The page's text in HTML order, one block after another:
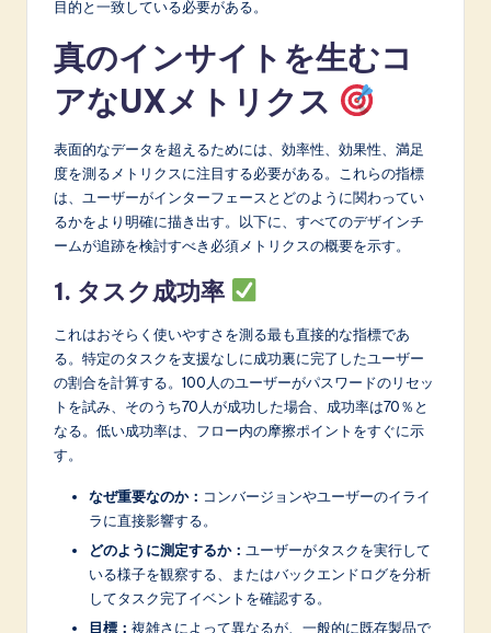
目的と一致している必要がある。
真のインサイトを生むコ
アなUXメトリクス
表面的なデータを超えるためには、効率性、効果性、満足
度を測るメトリクスに注目する必要がある。これらの指標
は、ユーザーがインターフェースとどのように関わってい
るかをより明確に描き出す。以下に、すべてのデザインチ
ームが追跡を検討すべき必須メトリクスの概要を示す。
1. タスク成功率
これはおそらく使いやすさを測る最も直接的な指標であ
る。特定のタスクを支援なしに成功裏に完了したユーザー
の割合を計算する。100人のユーザーがパスワードのリセッ
トを試み、そのうち70人が成功した場合、成功率は70％と
なる。低い成功率は、フロー内の摩擦ポイントをすぐに示
す。
なぜ重要なのか： コンバージョンやユーザーのイライ
ラに直接影響する。
どのように測定するか： ユーザーがタスクを実行して
いる様子を観察する、またはバックエンドログを分析
してタスク完了イベントを確認する。
目標： 複雑さによって異なるが、一般的に既存製品で